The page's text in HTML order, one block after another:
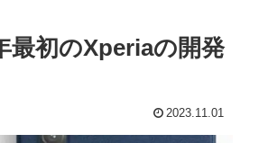
最初のXperiaの開発
2023.11.01